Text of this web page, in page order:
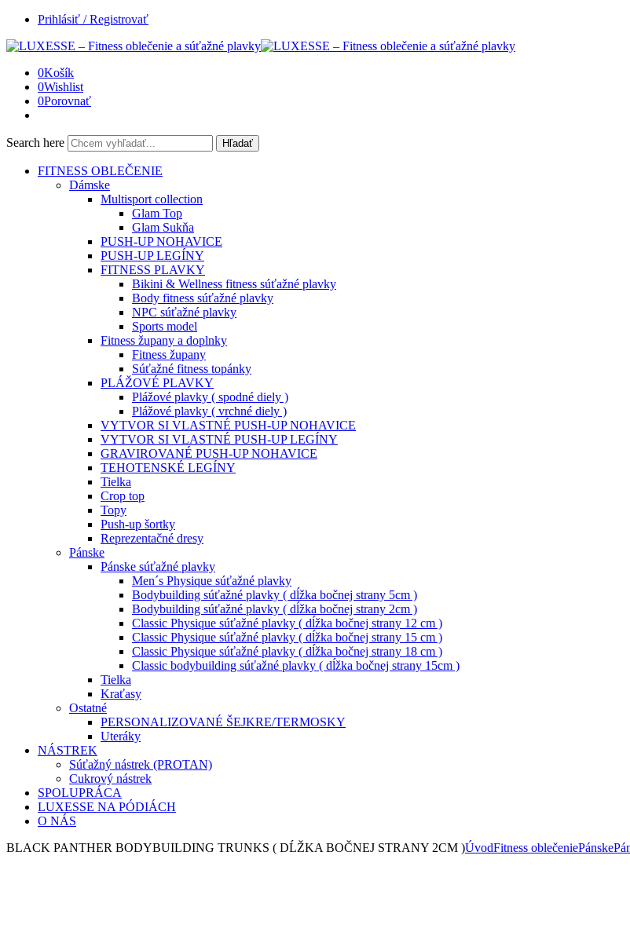
Prihlásiť / Registrovať
0Košík
0Wishlist
0Porovnať
Search here Hľadať
FITNESS OBLEČENIE
Dámske
Multisport collection
Glam Top
Glam Sukňa
PUSH-UP NOHAVICE
PUSH-UP LEGÍNY
FITNESS PLAVKY
Bikini & Wellness fitness súťažné plavky
Body fitness súťažné plavky
NPC súťažné plavky
Sports model
Fitness župany a doplnky
Fitness župany
Súťažné fitness topánky
PLÁŽOVÉ PLAVKY
Plážové plavky ( spodné diely )
Plážové plavky ( vrchné diely )
VYTVOR SI VLASTNÉ PUSH-UP NOHAVICE
VYTVOR SI VLASTNÉ PUSH-UP LEGÍNY
GRAVIROVANÉ PUSH-UP NOHAVICE
TEHOTENSKÉ LEGÍNY
Tielka
Crop top
Topy
Push-up šortky
Reprezentačné dresy
Pánske
Pánske súťažné plavky
Men´s Physique súťažné plavky
Bodybuilding súťažné plavky ( dĺžka bočnej strany 5cm )
Bodybuilding súťažné plavky ( dĺžka bočnej strany 2cm )
Classic Physique súťažné plavky ( dĺžka bočnej strany 12 cm )
Classic Physique súťažné plavky ( dĺžka bočnej strany 15 cm )
Classic Physique súťažné plavky ( dĺžka bočnej strany 18 cm )
Classic bodybuilding súťažné plavky ( dĺžka bočnej strany 15cm )
Tielka
Kraťasy
Ostatné
PERSONALIZOVANÉ ŠEJKRE/TERMOSKY
Uteráky
NÁSTREK
Súťažný nástrek (PROTAN)
Cukrový nástrek
SPOLUPRÁCA
LUXESSE NA PÓDIÁCH
O NÁS
BLACK PANTHER BODYBUILDING TRUNKS ( DĹŽKA BOČNEJ STRANY 2CM )ÚvodFitness oblečeniePánske